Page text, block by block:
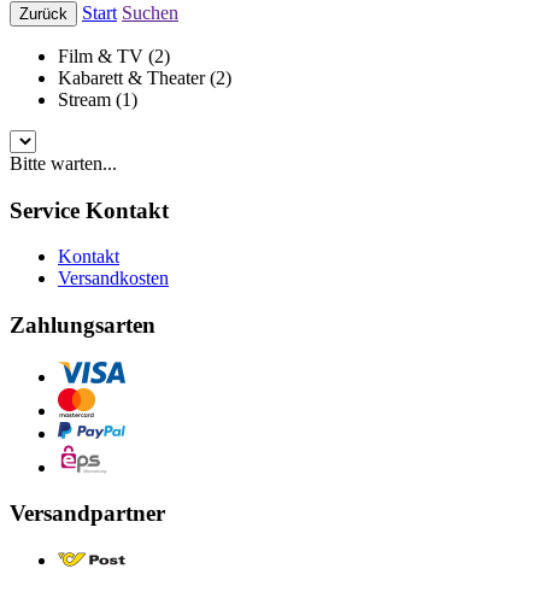
Zurück Start Suchen
Film & TV (2)
Kabarett & Theater (2)
Stream (1)
Bitte warten...
Service Kontakt
Kontakt
Versandkosten
Zahlungsarten
Versandpartner